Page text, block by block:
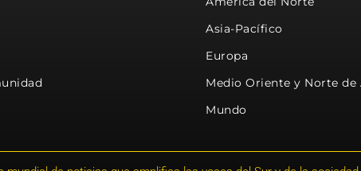
Asia-Pacífico
Europa
Medio Oriente y Norte de
Mundo